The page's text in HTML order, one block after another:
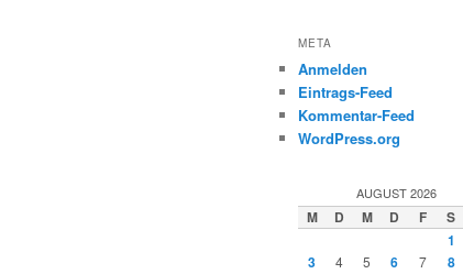
META
Anmelden
Eintrags-Feed
Kommentar-Feed
WordPress.org
AUGUST 2026
M D M D F S
1
3 4 5 6 7 8